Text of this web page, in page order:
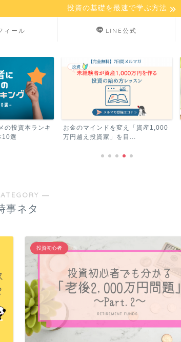
投資の基礎を最速で学ぶ方法
ィール LINE公式
の投資本ランキ
10選
お金のマインドを変え「資産1,000
万円越え投資家」を目...
―
事ネタ
投資初心者